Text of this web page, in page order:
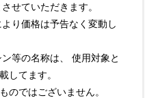
せていただきます。
り価格は予告なく変動し
等の名称は、 使用対象と
してます。
のではございません。